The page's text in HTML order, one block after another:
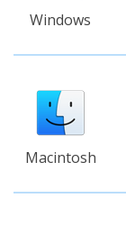
Windows
Macintosh